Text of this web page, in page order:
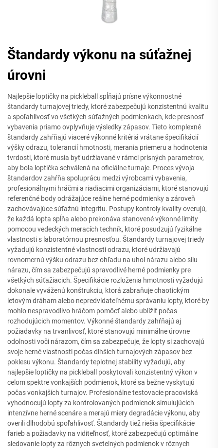
Štandardy výkonu na súťažnej
úrovni
Najlepšie loptičky na pickleball spĺňajú prísne výkonnostné
štandardy turnajovej triedy, ktoré zabezpečujú konzistentnú kvalitu
a spoľahlivosť vo všetkých súťažných podmienkach, kde presnosť
vybavenia priamo ovplyvňuje výsledky zápasov. Tieto komplexné
štandardy zahŕňajú viaceré výkonné kritériá vrátane špecifikácií
výšky odrazu, tolerancií hmotnosti, merania priemeru a hodnotenia
tvrdosti, ktoré musia byť udržiavané v rámci prísných parametrov,
aby bola loptička schválená na oficiálne turnaje. Proces vývoja
štandardov zahŕňa spoluprácu medzi výrobcami vybavenia,
profesionálnymi hráčmi a riadiacimi organizáciami, ktoré stanovujú
referenčné body odrážajúce reálne herné podmienky a zároveň
zachovávajúce súťažnú integritu. Postupy kontroly kvality overujú,
že každá lopta spĺňa alebo prekonáva stanovené výkonné limity
pomocou vedeckých meracích techník, ktoré posudzujú fyzikálne
vlastnosti s laboratórnou presnosťou. Štandardy turnajovej triedy
vyžadujú konzistentné vlastnosti odrazu, ktoré udržiavajú
rovnomernú výšku odrazu bez ohľadu na uhol nárazu alebo silu
nárazu, čím sa zabezpečujú spravodlivé herné podmienky pre
všetkých súťažiacich. Špecifikácie rozloženia hmotnosti vyžadujú
dokonale vyváženú konštrukciu, ktorá zabraňuje chaotickým
letovým dráham alebo nepredvídateľnému správaniu lopty, ktoré by
mohlo nespravodlivo hráčom pomôcť alebo ublížiť počas
rozhodujúcich momentov. Výkonné štandardy zahŕňajú aj
požiadavky na trvanlivosť, ktoré stanovujú minimálne úrovne
odolnosti voči nárazom, čím sa zabezpečuje, že lopty si zachovajú
svoje herné vlastnosti počas dlhších turnajových zápasov bez
poklesu výkonu. Štandardy teplotnej stability vyžadujú, aby
najlepšie loptičky na pickleball poskytovali konzistentný výkon v
celom spektre vonkajších podmienok, ktoré sa bežne vyskytujú
počas vonkajších turnajov. Profesionálne testovacie pracoviská
vyhodnocujú lopty za kontrolovaných podmienok simulujúcich
intenzívne herné scenáre a merajú miery degradácie výkonu, aby
overili dlhodobú spoľahlivosť. Štandardy tiež riešia špecifikácie
farieb a požiadavky na viditeľnosť, ktoré zabezpečujú optimálne
sledovanie lopty za rôznych svetelných podmienok v rôznych